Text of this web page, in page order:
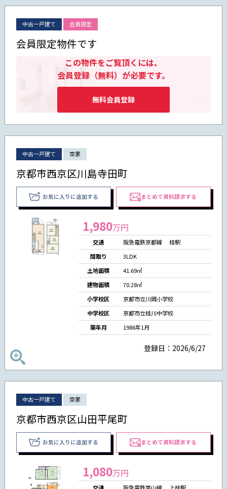
中古一戸建て 会員限定
会員限定物件です
この物件をご覧頂くには、
会員登録（無料）が必要です。
無料会員登録
中古一戸建て 空家
京都市西京区川島寺田町
お気に入りに追加する まとめて資料請求する
1,980万円
交通
阪急電鉄京都線 桂駅
間取り
3LDK
土地面積
41.69㎡
建物面積
70.28㎡
小学校区
京都市立川岡小学校
中学校区
京都市立桂川中学校
築年月
1986年1月
登録日：2026/6/27
中古一戸建て 空家
京都市西京区山田平尾町
お気に入りに追加する まとめて資料請求する
1,080万円
交通
阪急電鉄嵐山線 上桂駅